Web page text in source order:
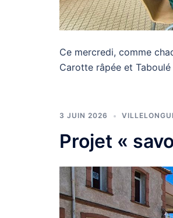
Ce mercredi, comme
Carotte râpée et
3 JUIN 2026
Projet «